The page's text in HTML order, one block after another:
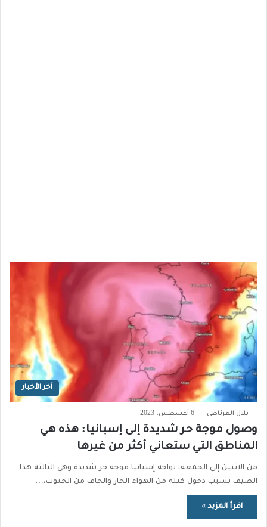
آخر الأخبار
بلال الغرناطي 6 أغسطس، 2023
وصول موجة حر شديدة إلى إسبانيا: هذه هي
المناطق التي ستعاني أكثر من غيرها
من الاثنين إلى الجمعة، تواجه إسبانيا موجة حر شديدة وهي الثالثة هذا
الصيف بسبب دخول كتلة من الهواء الحار والجاف من الجنوب،…
اقرأ المزيد »